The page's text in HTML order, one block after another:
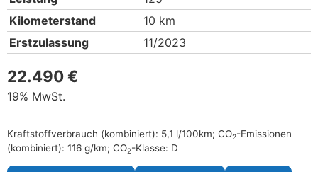
Kilometerstand
10 km
Erstzulassung
11/2023
22.490 €
19% MwSt.
Kraftstoffverbrauch (kombiniert): 5,1 l/100km; CO2-Emissionen
(kombiniert): 116 g/km; CO2-Klasse: D